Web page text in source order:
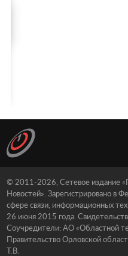
© 2011-2026, Сетевое издание
Новостей». Зарегистрировано в
сфере связи, информационных
26 июня 2015 года.
Соучредители: АО «Областной
Правительство Орловской
Т.В.